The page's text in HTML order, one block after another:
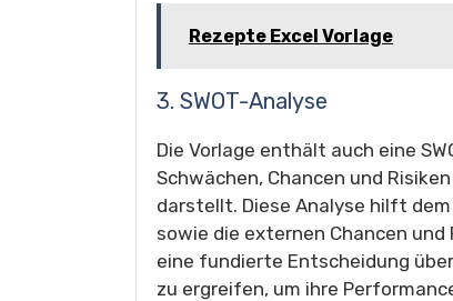
Rezepte Excel Vorlage
3. SWOT-Analyse
Die Vorlage enthält auch eine
Schwächen, Chancen und
darstellt. Diese Analyse hilft
sowie die externen Chancen
eine fundierte Entscheidung
zu ergreifen, um ihre